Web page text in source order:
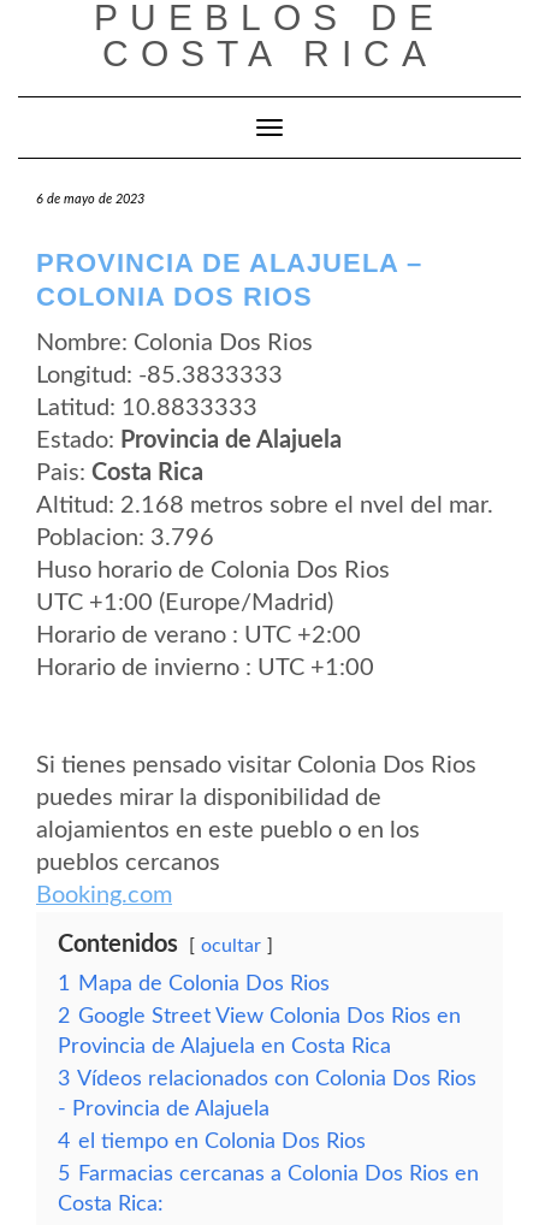
PUEBLOS DE
COSTA RICA
Cambiar modo de navegación
6 de mayo de 2023
PROVINCIA DE ALAJUELA –
COLONIA DOS RIOS
Nombre: Colonia Dos Rios
Longitud: -85.3833333
Latitud: 10.8833333
Estado: Provincia de Alajuela
Pais: Costa Rica
Altitud: 2.168 metros sobre el nvel del mar.
Poblacion: 3.796
Huso horario de Colonia Dos Rios
UTC +1:00 (Europe/Madrid)
Horario de verano : UTC +2:00
Horario de invierno : UTC +1:00
Si tienes pensado visitar Colonia Dos Rios
puedes mirar la disponibilidad de
alojamientos en este pueblo o en los
pueblos cercanos
Booking.com
Contenidos ocultar
1
Mapa de Colonia Dos Rios
2 Google Street View Colonia Dos Rios en
Provincia de Alajuela en Costa Rica
3 Vídeos relacionados con Colonia Dos Rios
- Provincia de Alajuela
4 el tiempo en Colonia Dos Rios
5 Farmacias cercanas a Colonia Dos Rios en
Costa Rica: